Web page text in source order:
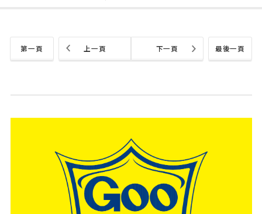
第一頁 最後一頁
上一頁 下一頁